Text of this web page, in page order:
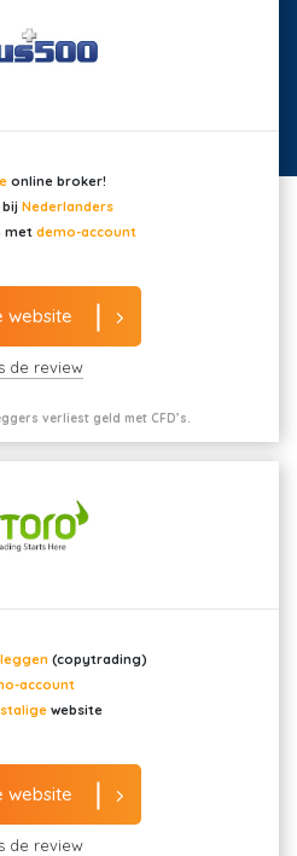
online broker!
Nederlanders
met demo-account
website
de review
verliest geld met CFD’s.
(copytrading)
account
website
website
de review